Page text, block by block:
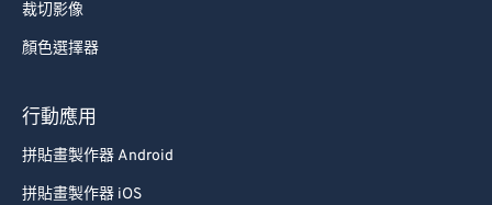
裁切影像
顏色選擇器
行動應用
拼貼畫製作器 Android
拼貼畫製作器 iOS